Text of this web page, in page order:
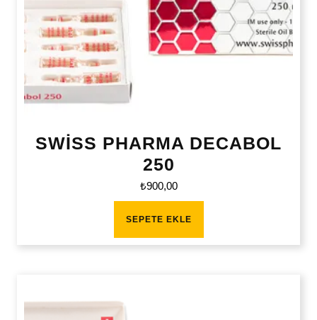
SWİSS PHARMA DECABOL
250
₺900,00
SEPETE EKLE